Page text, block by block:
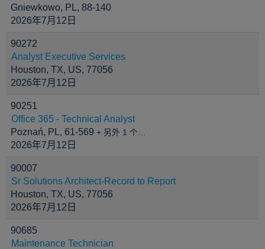
Gniewkowo, PL, 88-140
2026年7月12日
90272
Analyst Executive Services
Houston, TX, US, 77056
2026年7月12日
90251
Office 365 - Technical Analyst
Poznań, PL, 61-569 + 另外 1 个…
2026年7月12日
90007
Sr Solutions Architect-Record to Report
Houston, TX, US, 77056
2026年7月12日
90685
Maintenance Technician